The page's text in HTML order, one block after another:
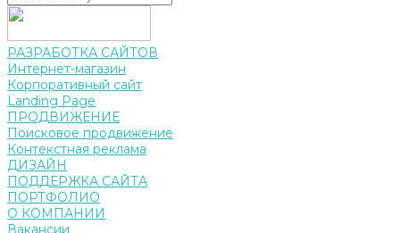
РАЗРАБОТКА САЙТОВ
Интернет-магазин
Корпоративный сайт
Landing Page
ПРОДВИЖЕНИЕ
Поисковое продвижение
Контекстная реклама
ДИЗАЙН
ПОДДЕРЖКА САЙТА
ПОРТФОЛИО
О КОМПАНИИ
Вакансии